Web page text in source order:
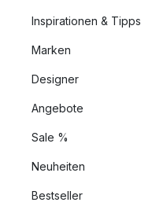
Inspirationen & Tipps
Marken
Designer
Angebote
Sale %
Neuheiten
Bestseller